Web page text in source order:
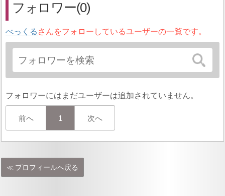
フォロワー(0)
べっくる さんをフォローしているユーザーの一覧です。
フォロワーにはまだユーザーは追加されていません。
前へ 1 次へ
プロフィールへ戻る